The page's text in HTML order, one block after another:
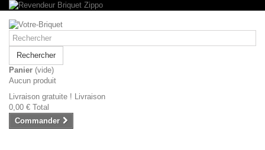
Rechercher
Panier (vide)
Aucun produit
Livraison gratuite ! Livraison
0,00 € Total
Commander